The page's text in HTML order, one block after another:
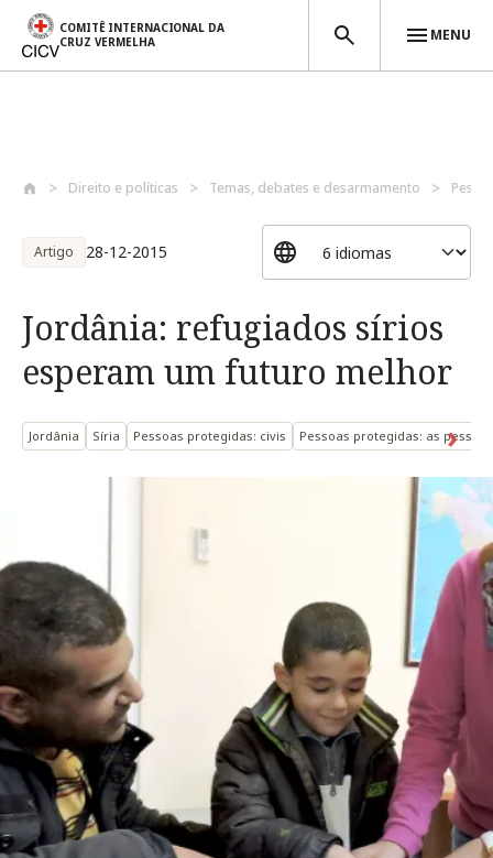
COMITÊ INTERNACIONAL DA
CRUZ VERMELHA
MENU
Direito e políticas Temas, debates e desarmamento
Artigo 28-12-2015
Jordânia: refugiados sírios
esperam um futuro melhor
Jordânia Síria Pessoas protegidas: civis Pessoas protegidas: as